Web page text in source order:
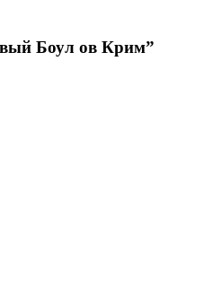
Боул ов Крим”